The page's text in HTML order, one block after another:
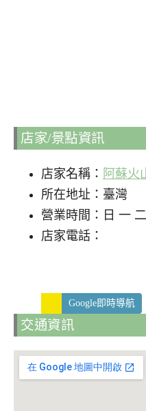
店家/景點資訊
店家名稱： 阿蘇火
所在地址：臺灣
營業時間：日 一
店家電話：
Google即時導航
交通資訊